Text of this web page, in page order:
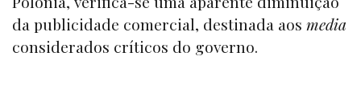
da publicidade comercial, destinada aos media
considerados críticos do governo.